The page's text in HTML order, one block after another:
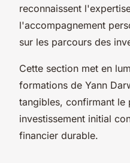
reconnaissent
l'accompagnement
sur les parcours des
Cette section met en
formations de Yann
tangibles, confirmant le
investissement initial
financier durable.